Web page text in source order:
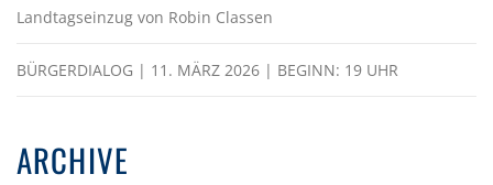
Landtagseinzug von Robin Classen
BÜRGERDIALOG | 11. MÄRZ 2026 | BEGINN: 19 UHR
ARCHIVE